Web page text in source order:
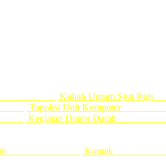
Studi Kuliah
Tupoksi Unit
Kegiatan